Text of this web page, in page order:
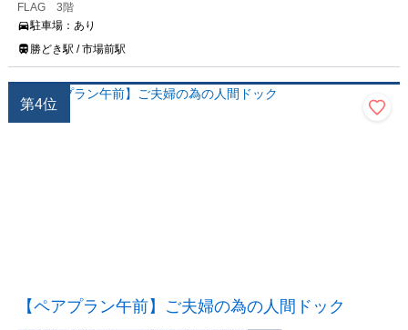
FLAG 3階
駐車場： あり
勝どき駅 / 市場前駅
第4位
【ペアプラン午前】ご夫婦の為の人間ドック